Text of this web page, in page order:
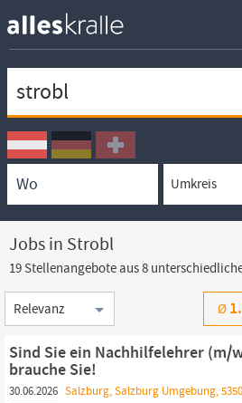
Ortssuche
Umkreissuche
Arbeitsform
Jobs in Strobl
19 Stellenangebote aus 8
Sortierung
Ø
Sind Sie ein Nachhilfelehrer (m/
brauche Sie!
30.06.2026 Salzburg, Salzburg Umgebung,